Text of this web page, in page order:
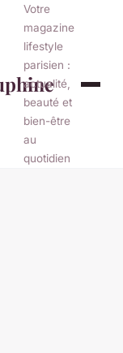
Votre
magazine
lifestyle
parisien :
actualité,
beauté et
bien-être
au
quotidien